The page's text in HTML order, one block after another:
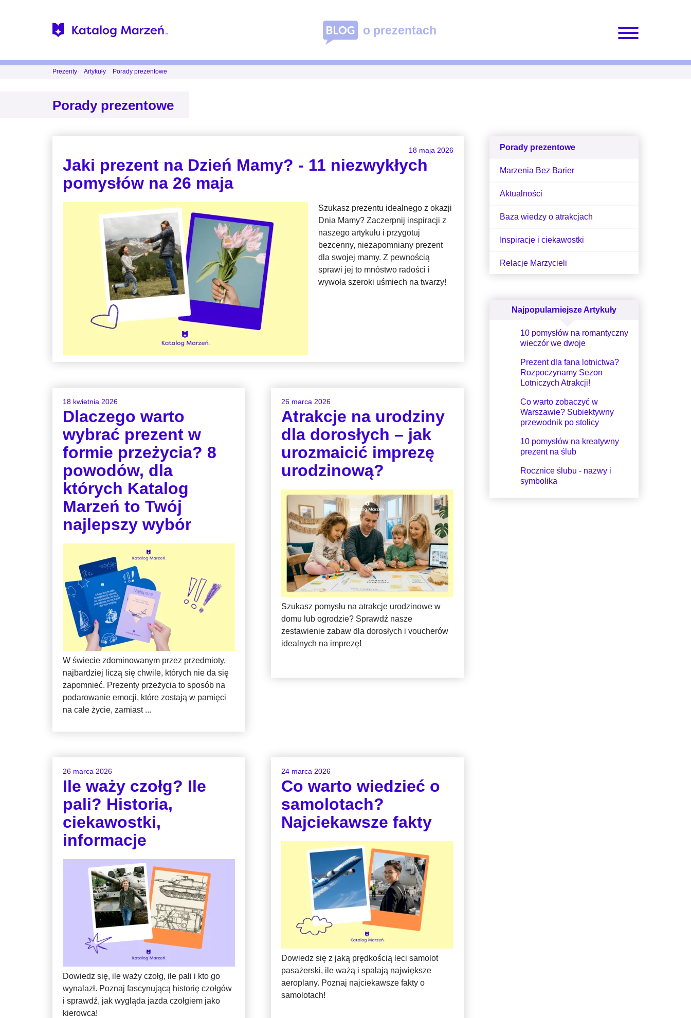
Blog o prezentach
o prezentach
Prezenty Artykuły Porady prezentowe
Porady prezentowe
18 maja 2026
Jaki prezent na Dzień Mamy? - 11 niezwykłych
pomysłów na 26 maja
Szukasz prezentu idealnego z okazji
Dnia Mamy? Zaczerpnij inspiracji z
naszego artykułu i przygotuj
bezcenny, niezapomniany prezent
dla swojej mamy. Z pewnością
sprawi jej to mnóstwo radości i
wywoła szeroki uśmiech na twarzy!
18 kwietnia 2026
Dlaczego warto
wybrać prezent w
formie przeżycia? 8
powodów, dla
których Katalog
Marzeń to Twój
najlepszy wybór
W świecie zdominowanym przez przedmioty,
najbardziej liczą się chwile, których nie da się
zapomnieć. Prezenty przeżycia to sposób na
podarowanie emocji, które zostają w pamięci
na całe życie, zamiast ...
26 marca 2026
Atrakcje na urodziny
dla dorosłych – jak
urozmaicić imprezę
urodzinową?
Szukasz pomysłu na atrakcje urodzinowe w
domu lub ogrodzie? Sprawdź nasze
zestawienie zabaw dla dorosłych i voucherów
idealnych na imprezę!
26 marca 2026
Ile waży czołg? Ile
pali? Historia,
ciekawostki,
informacje
Dowiedz się, ile waży czołg, ile pali i kto go
wynalazł. Poznaj fascynującą historię czołgów
i sprawdź, jak wygląda jazda czołgiem jako
kierowca!
24 marca 2026
Co warto wiedzieć o
samolotach?
Najciekawsze fakty
Dowiedz się z jaką prędkością leci samolot
pasażerski, ile ważą i spalają największe
aeroplany. Poznaj najciekawsze fakty o
samolotach!
Porady prezentowe
Marzenia Bez Barier
Aktualności
Baza wiedzy o atrakcjach
Inspiracje i ciekawostki
Relacje Marzycieli
Najpopularniejsze Artykuły
10 pomysłów na romantyczny
wieczór we dwoje
Prezent dla fana lotnictwa?
Rozpoczynamy Sezon
Lotniczych Atrakcji!
Co warto zobaczyć w
Warszawie? Subiektywny
przewodnik po stolicy
10 pomysłów na kreatywny
prezent na ślub
Rocznice ślubu - nazwy i
symbolika